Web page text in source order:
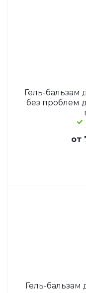
Гель-бальзам
без проблем
от
Гель-бальзам